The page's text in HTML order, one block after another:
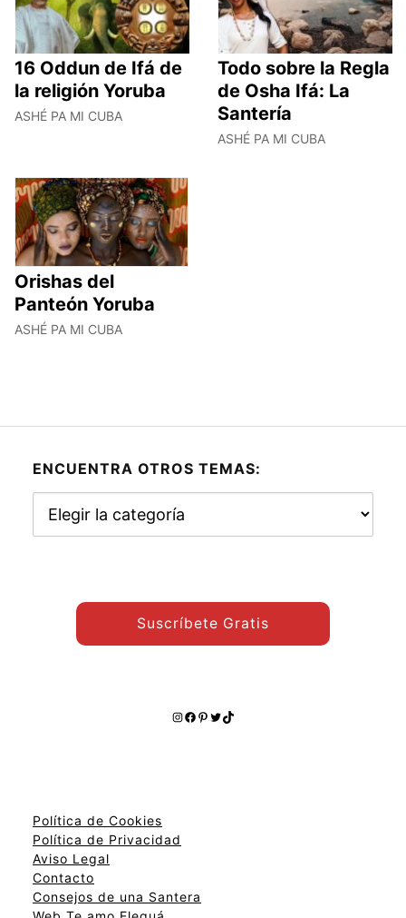
16 Oddun de Ifá de
la religión Yoruba
ASHÉ PA MI CUBA
Todo sobre la Regla
de Osha Ifá: La
Santería
ASHÉ PA MI CUBA
Orishas del
Panteón Yoruba
ASHÉ PA MI CUBA
ENCUENTRA OTROS TEMAS:
otros
Suscríbete Gratis
Instagram
Facebook
Pinterest
Twitter
TikTok
Política de Cookies
Política de Privacidad
Aviso Legal
Contacto
Consejos de una Santera